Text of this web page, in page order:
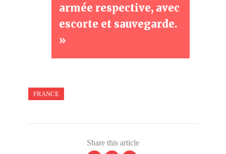
armée respective, avec
escorte et sauvegarde.
»
FRANCE
Share this article